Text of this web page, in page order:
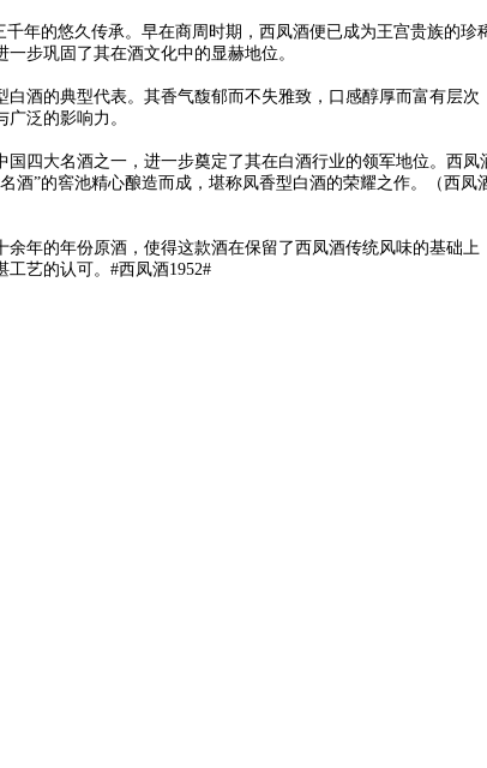
年的悠久传承。早在商周时期，西凤酒便已成为王宫贵族的
步巩固了其在酒文化中的显赫地位。
酒的典型代表。其香气馥郁而不失雅致，口感醇厚而富有层
泛的影响力。
四大名酒之一，进一步奠定了其在白酒行业的领军地位。西
”的窖池精心酿造而成，堪称凤香型白酒的荣耀之作。（西凤
年的年份原酒，使得这款酒在保留了西凤酒传统风味的基础
艺的认可。#西凤酒1952#